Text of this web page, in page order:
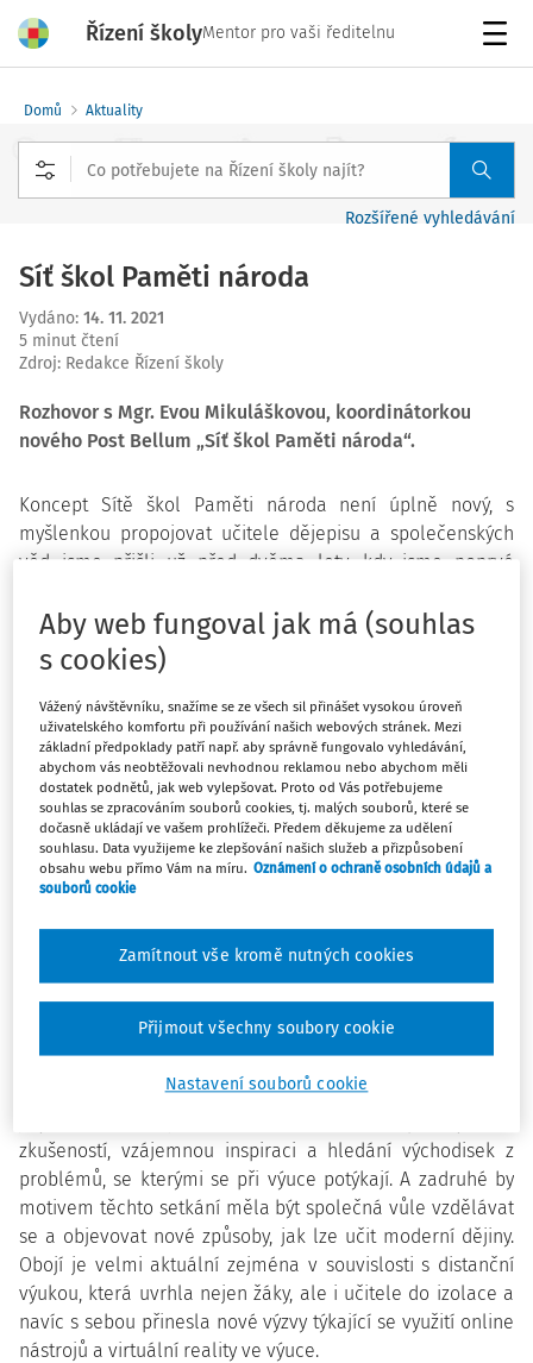
Řízení školyMentor pro vaši ředitelnu
Domů Aktuality
Rozšířené vyhledávání
Síť škol Paměti národa
Vydáno: 14. 11. 2021
5 minut čtení
Zdroj: Redakce Řízení školy
Rozhovor s Mgr. Evou Mikuláškovou, koordinátorkou
nového Post Bellum „Síť škol Paměti národa“.
Koncept Sítě škol Paměti národa není úplně nový, s
myšlenkou propojovat učitele dějepisu a společenských
věd jsme přišli už před dvěma lety, kdy jsme poprvé
oceňováním škol, respektive učitelů, které s námi
dlouhodobě spolupracují. Uvědomili jsme si, že na lokální
úrovni nejsou učitelé napříč školami, až na výjimky, zvyklí
spolu komunikovat nebo dokonce spolu dohromady něco
vytvářet či se společně podílet na projektové práci. My
přitom díky našim regionálním koordinátorům, kterých
máme po celé republice více než padesát, víme, že o
vzájemná setkávání a výměnu zkušeností z výuky
moderních dějin je mezi učiteli zájem. Od září proto
spouštíme pilotní projekt Síť škol Paměti národa jako
Prozatím pro učitele dějepisu a společenských věd z
pražských středních a základních škol, ale rádi bychom
postupně Síť rozšiřovali do dalších regionů.
Chceme, aby Síť škol fungovala jako jakási networkingová
učitelé dostanou možnost potkat se se svými kolegy z
zkušeností, vzájemnou inspiraci a hledání východisek z
problémů, se kterými se při výuce potýkají. A zadruhé by
motivem těchto setkání měla být společná vůle vzdělávat
se a objevovat nové způsoby, jak lze učit moderní dějiny.
Obojí je velmi aktuální zejména v souvislosti s distanční
výukou, která uvrhla nejen žáky, ale i učitele do izolace a
navíc s sebou přinesla nové výzvy týkající se využití online
nástrojů a virtuální reality ve výuce.
Aby web fungoval jak má (souhlas
s cookies)
Vážený návštěvníku, snažíme se ze všech sil přinášet vysokou úroveň
uživatelského komfortu při používání našich webových stránek. Mezi
základní předpoklady patří např. aby správně fungovalo vyhledávání,
abychom vás neobtěžovali nevhodnou reklamou nebo abychom měli
dostatek podnětů, jak web vylepšovat. Proto od Vás potřebujeme
souhlas se zpracováním souborů cookies, tj. malých souborů, které se
dočasně ukládají ve vašem prohlížeči. Předem děkujeme za udělení
souhlasu. Data využijeme ke zlepšování našich služeb a přizpůsobení
obsahu webu přímo Vám na míru. Oznámení o ochraně osobních údajů a
souborů cookie
Nastavení souborů cookie
Zamítnout vše kromě nutných cookies
Přijmout všechny soubory cookie